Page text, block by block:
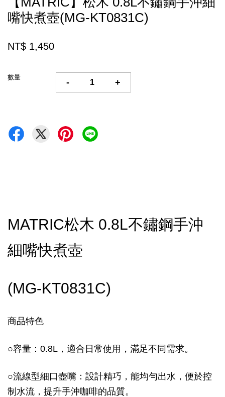
嘴快煮壺(MG-KT0831C)
NT$ 1,450
數量
- +
MATRIC松木 0.8L不鏽鋼手沖
細嘴快煮壺
(MG-KT0831C)
商品特色
○容量：0.8L，適合日常使用，滿足不同需求。
○流線型細口壺嘴：設計精巧，能均勻出水，便於控
制水流，提升手沖咖啡的品質。